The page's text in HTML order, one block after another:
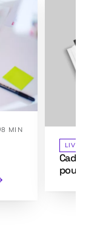
8 MIN
LIVRE
Cadrer
pour